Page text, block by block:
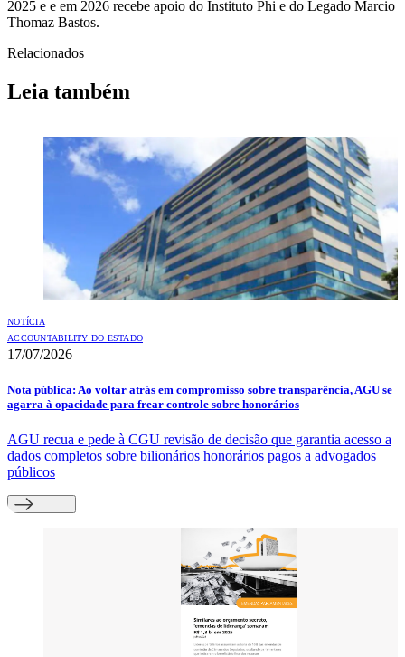
2025 e e em 2026 recebe apoio do Instituto Phi e do Legado Marcio
Thomaz Bastos.
Relacionados
Leia também
NOTÍCIA
ACCOUNTABILITY DO ESTADO
17/07/2026
Nota pública: Ao voltar atrás em compromisso sobre transparência, AGU se
agarra à opacidade para frear controle sobre honorários
AGU recua e pede à CGU revisão de decisão que garantia acesso a
dados completos sobre bilionários honorários pagos a advogados
públicos